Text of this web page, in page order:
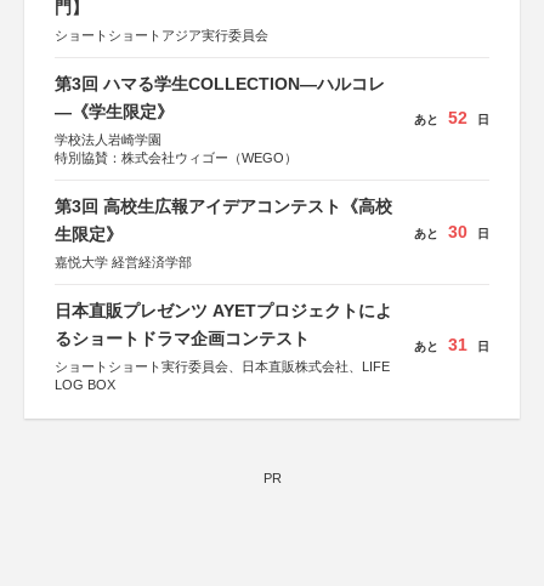
門】
ショートショートアジア実行委員会
第3回 ハマる学生COLLECTION―ハルコレ
―《学生限定》
学校法人岩崎学園
特別協賛：株式会社ウィゴー（WEGO）
あと 52 日
第3回 高校生広報アイデアコンテスト《高校
生限定》
嘉悦大学 経営経済学部
あと 30 日
日本直販プレゼンツ AYETプロジェクトによ
るショートドラマ企画コンテスト
ショートショート実行委員会、日本直販株式会社、LIFE
LOG BOX
あと 31 日
PR